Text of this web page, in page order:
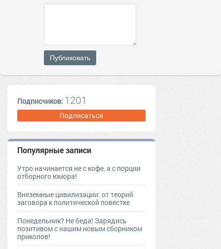
Публиковать
Подписчиков: 1201
Подписаться
Популярные записи
Утро начинается не с кофе, а с порции
отборного юмора!
Внеземные цивилизации: от теорий
заговора к политической повестке
Понедельник? Не беда! Зарядись
позитивом с нашим новым сборником
приколов!